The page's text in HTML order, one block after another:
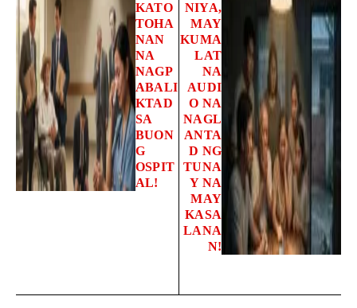
KATO
TOHA
NAN
NA
NAGP
ABALI
KTAD
SA
BUON
G
OSPIT
AL!
NIYA,
MAY
KUMA
LAT
NA
AUDI
O NA
NAGL
ANTA
D NG
TUNA
Y NA
MAY
KASA
LANA
N!